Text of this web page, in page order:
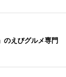
のえびグルメ専門